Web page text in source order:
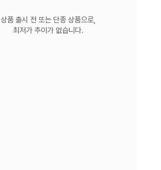
상품 출시 전 또는 단종 상품으로,
최저가 추이가 없습니다.